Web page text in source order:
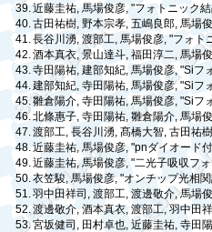
39.近藤圭祐,馬場俊彦, "フォトニック
40.古田祐樹,野本宗孝,五嶋良郎,馬場
41.長谷川湧,渡部工,馬場俊彦, "フォト
42.酒本真衣,景山達斗,福田淳二,馬場
43.寺田陽祐,建部知紀,馬場俊彦, "Siフ
44.建部知紀,寺田陽祐,馬場俊彦, "Siフ
45.雛倉陽介,寺田陽祐,馬場俊彦, "Siフ
46.北條惠子,寺田陽祐,雛倉陽介,馬場
47.渡部工,長谷川湧,髙橋大智,古田祐樹
48.近藤圭祐,馬場俊彦, "pnダイオード
49.近藤圭祐,馬場俊彦, "二光子吸収フ
50.衣笠駿,馬場俊彦, "オンチップ光相
51.羽中田祥司 ,渡部工,渡邊敬介,馬場
52.渡邊敬介,酒本真衣,渡部工,羽中田
53.宮坂健司 , 田村卓也,近藤圭祐,寺田